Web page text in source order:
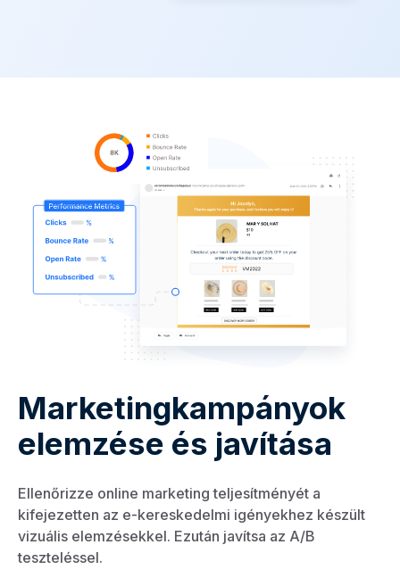
Marketingkampányok
elemzése és javítása
Ellenőrizze online marketing teljesítményét a
kifejezetten az e-kereskedelmi igényekhez készült
vizuális elemzésekkel. Ezután javítsa az A/B
teszteléssel.